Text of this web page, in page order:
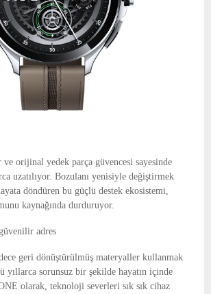
orijinal yedek parça güvencesi sayesinde
uzatılıyor. Bozulanı yenisiyle değiştirmek
döndüren bu güçlü destek ekosistemi,
kaynağında durduruyor.
adres
geri dönüştürülmüş materyaller kullanmak
yıllarca sorunsuz bir şekilde hayatın içinde
olarak, teknoloji severleri sık sık cihaz